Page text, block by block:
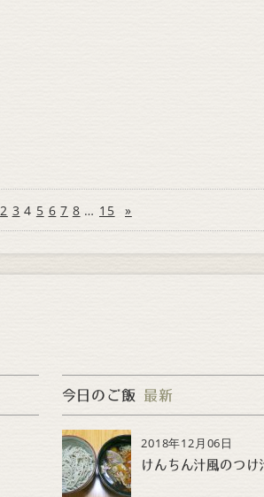
2 3 4 5 6 7 8 … 15 »
今日のご飯 最新
2018年12月06日